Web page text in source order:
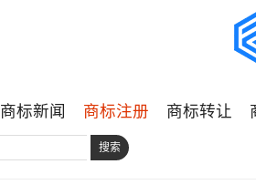
商标新闻 商标注册 商标转让
搜索